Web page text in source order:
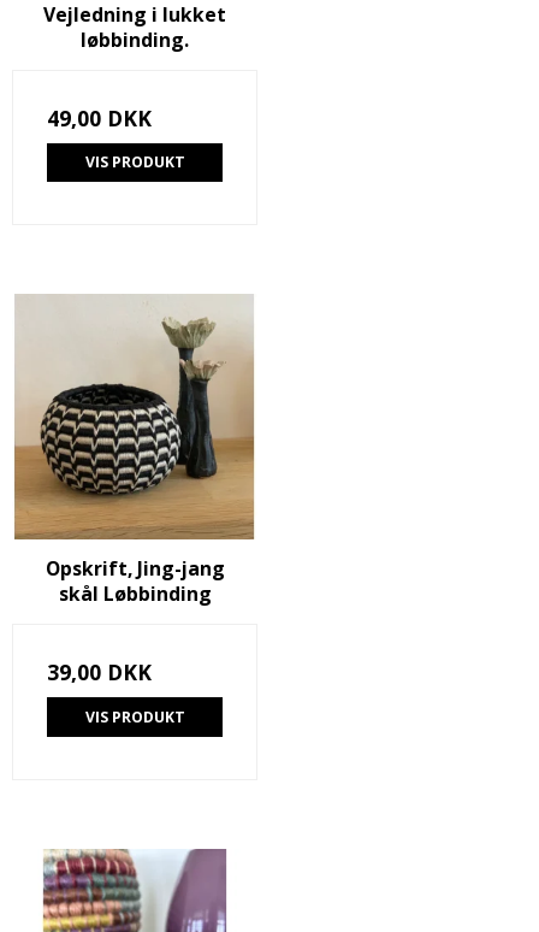
Vejledning i lukket
løbbinding.
49,00 DKK
VIS PRODUKT
Opskrift, Jing-jang
skål Løbbinding
39,00 DKK
VIS PRODUKT